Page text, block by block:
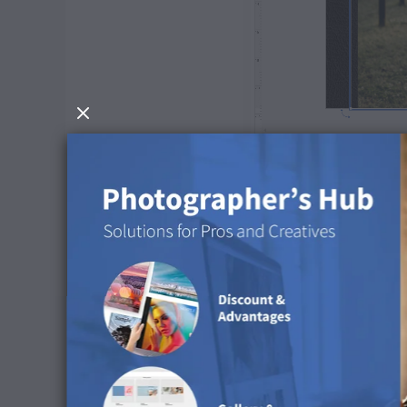
Após a edição, guarda a imagem e volta ao
pela nova imagem editada.